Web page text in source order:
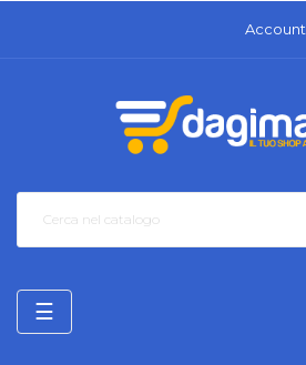
Account
navigazione
Toggle
☰